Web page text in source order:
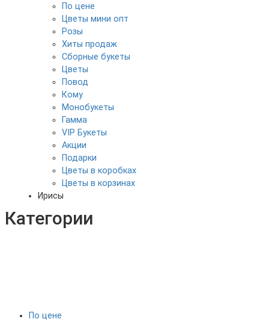
По цене
Цветы мини опт
Розы
Хиты продаж
Сборные букеты
Цветы
Повод
Кому
Монобукеты
Гамма
VIP Букеты
Акции
Подарки
Цветы в коробках
Цветы в корзинах
Ирисы
Категории
По цене